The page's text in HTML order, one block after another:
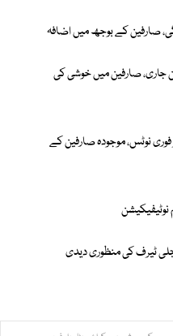
صارفین کے بوجھ میں اضافہ
جاری، صارفین میں خوشی کی
فوری نوٹس، موجودہ صارفین کے
نوٹیفیکیشن
ٹیرف کی منظوری دیدی